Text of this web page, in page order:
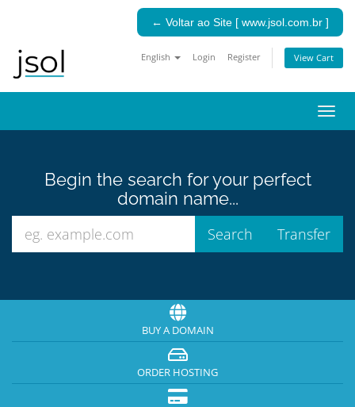
← Voltar ao Site [ www.jsol.com.br ]
English Login Register View Cart
Begin the search for your perfect
domain name...
BUY A DOMAIN
ORDER HOSTING